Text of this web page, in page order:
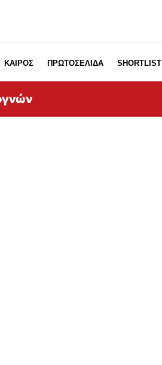
ΚΑΙΡΟΣ ΠΡΩΤΟΣΕΛΙΔΑ SHORTLIST